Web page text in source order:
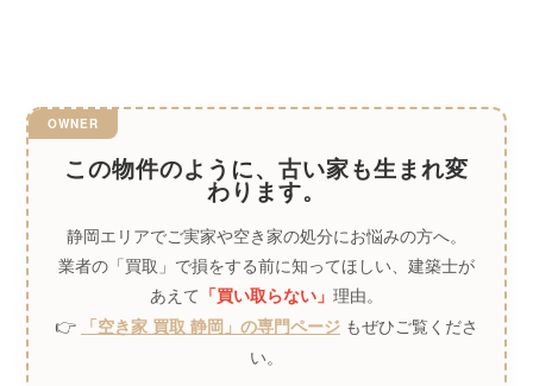
この物件のように、古い家も生まれ変
わります。
静岡エリアでご実家や空き家の処分にお悩みの方へ。
業者の「買取」で損をする前に知ってほしい、建築士が
あえて 「買い取らない」 理由。
👉 「空き家 買取 静岡」の専門ページ もぜひご覧くださ
い。